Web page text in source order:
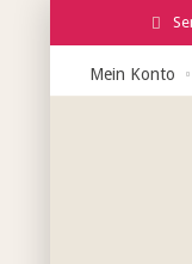
Mein Konto